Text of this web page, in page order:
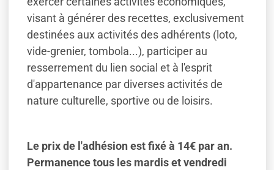
visant à générer des recettes, exclusivement
destinées aux activités des adhérents (loto,
vide-grenier, tombola...), participer au
resserrement du lien social et à l'esprit
d'appartenance par diverses activités de
nature culturelle, sportive ou de loisirs.
Le prix de l'adhésion est fixé à 14€ par an.
Permanence tous les mardis et vendredi